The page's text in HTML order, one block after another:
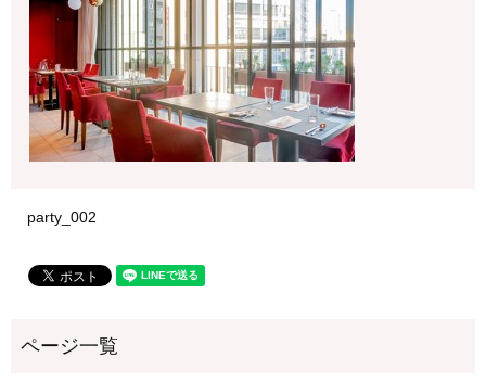
party_002